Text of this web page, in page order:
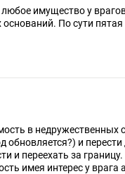
имущество у
оснований. По сути
в недружественных
и перести
и переехать за
имея интерес у врага